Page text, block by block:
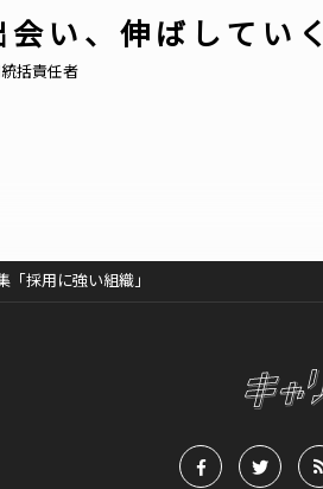
い、伸ばしていく
括責任者
「採用に強い組織」